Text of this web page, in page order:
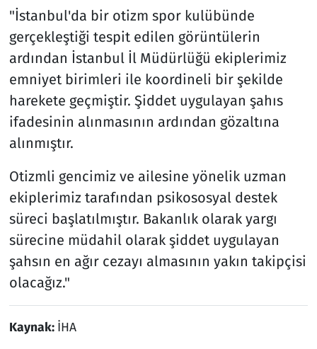
"İstanbul'da bir otizm spor kulübünde
gerçekleştiği tespit edilen görüntülerin
ardından İstanbul İl Müdürlüğü ekiplerimiz
emniyet birimleri ile koordineli bir şekilde
harekete geçmiştir. Şiddet uygulayan şahıs
ifadesinin alınmasının ardından gözaltına
alınmıştır.
Otizmli gencimiz ve ailesine yönelik uzman
ekiplerimiz tarafından psikososyal destek
süreci başlatılmıştır. Bakanlık olarak yargı
sürecine müdahil olarak şiddet uygulayan
şahsın en ağır cezayı almasının yakın takipçisi
olacağız."
Kaynak: İHA